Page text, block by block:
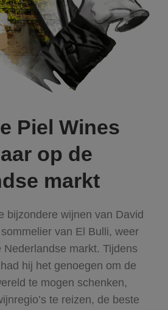
Piel Wines
op de
markt
bijzondere wijnen van David
van El Bulli, weer
markt. Tijdens
hij het genoegen om de
te mogen schenken,
te reizen, de beste